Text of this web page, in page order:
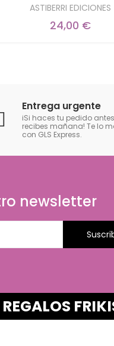
ASTIBERRI EDICIONES
24,00 €
Entrega urgente
iSi haces tu pedido
recibes mañana! Te lo
con GLS Express.
newsletter